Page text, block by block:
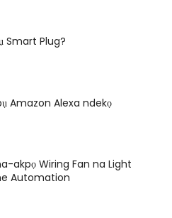
Smart Plug?
Amazon Alexa ndekọ
akpọ Wiring Fan na Light
Automation